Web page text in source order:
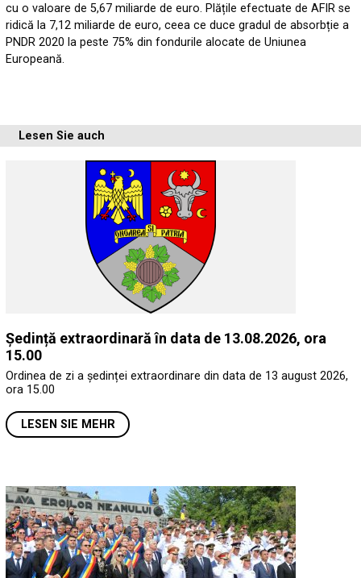
cu o valoare de 5,67 miliarde de euro. Plățile efectuate de AFIR se
ridică la 7,12 miliarde de euro, ceea ce duce gradul de absorbție a
PNDR 2020 la peste 75% din fondurile alocate de Uniunea
Europeană.
Lesen Sie auch
Ședință extraordinară în data de 13.08.2026, ora
15.00
Ordinea de zi a ședinței extraordinare din data de 13 august 2026,
ora 15.00
LESEN SIE MEHR